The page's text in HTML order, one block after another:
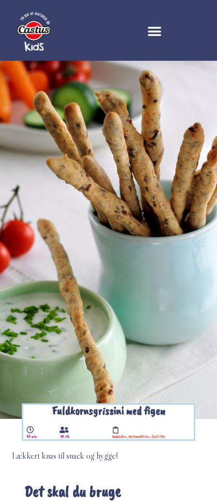
Fuldkornsgrissini med figen
45 min 24 stk. Madpakker,Mellemmåltider,Opskrifter
Lækkert knas til snack og hygge!
Det skal du bruge